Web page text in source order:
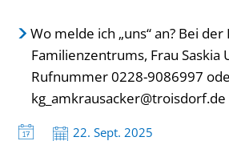
Wo melde ich „uns“ an? Bei
Familienzentrums, Frau Saskia
Rufnummer 0228-9086997
kg_amkrausacker@troisdorf.de
Datum:
22. Sept. 2025